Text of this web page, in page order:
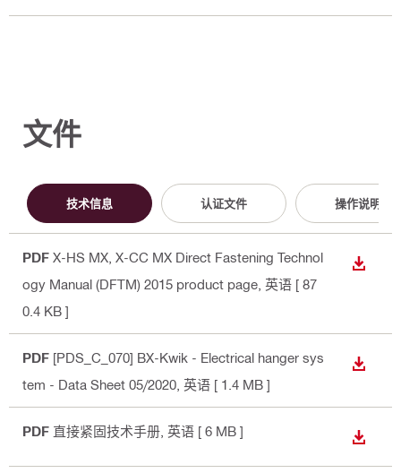
文件
技术信息 认证文件 操作说明
PDF X-HS MX, X-CC MX Direct Fastening Technol
ogy Manual (DFTM) 2015 product page , 英语 [ 87
0.4 KB ]
下载
PDF [PDS_C_070] BX-Kwik - Electrical hanger sys
tem - Data Sheet 05/2020 , 英语 [ 1.4 MB ]
下载
PDF 直接紧固技术手册 , 英语 [ 6 MB ]
下载